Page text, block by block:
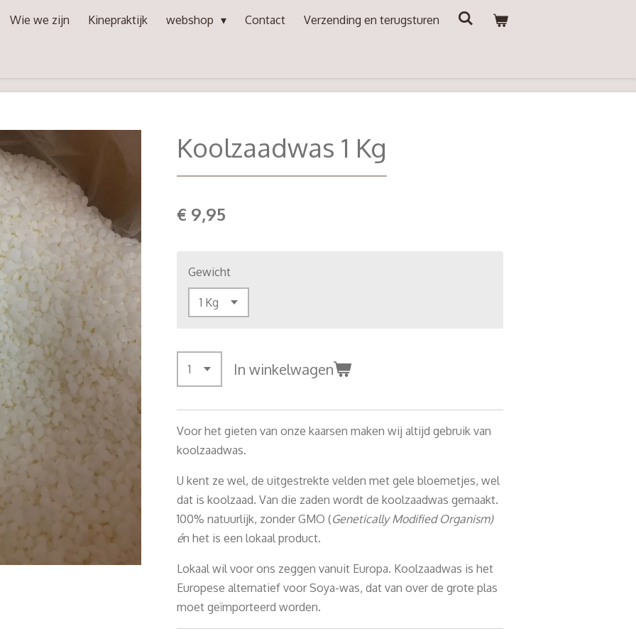
Wie we zijn Kinepraktijk webshop Contact Verzending en terugsturen
Koolzaadwas 1 Kg
€ 9,95
Gewicht
In winkelwagen
Voor het gieten van onze kaarsen maken wij altijd gebruik van
koolzaadwas.
U kent ze wel, de uitgestrekte velden met gele bloemetjes, wel
dat is koolzaad. Van die zaden wordt de koolzaadwas gemaakt.
100% natuurlijk, zonder GMO (Genetically Modified Organism)
én het is een lokaal product.
Lokaal wil voor ons zeggen vanuit Europa. Koolzaadwas is het
Europese alternatief voor Soya-was, dat van over de grote plas
moet geïmporteerd worden.